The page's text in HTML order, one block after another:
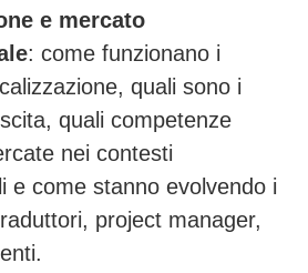
e mercato
: come funzionano i
quali sono i
quali competenze
nei contesti
e come stanno evolvendo i
project manager,